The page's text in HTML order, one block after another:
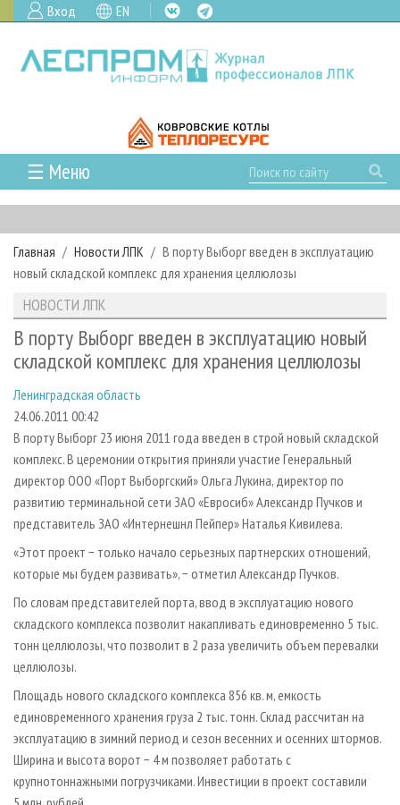
Вход EN
☰ Меню
ГЛАВНАЯ
РУБРИКИ И ТЕМЫ
РУБРИКИ ЖУРНАЛА
ЛЕСОЗАГОТОВКА
ЛЕСОПИЛЕНИЕ
СУШКА ДРЕВЕСИНЫ
ПРОИЗВОДСТВО ДРЕВЕСНЫХ ПЛИТ
ДЕРЕВЯННОЕ ДОМОСТРОЕНИЕ
ПРОИЗВОДСТВО МЕБЕЛИ
БИОЭНЕРГЕТИКА
ЦБП
НОВОСТИ
НОВОСТИ ЛПК
НОВОСТИ ЖУРНАЛА
ПРОЕКТЫ ЛПИ
АНАЛИТИКА
ПРЕДПРИЯТИЯ ЛПК
ПЕРСОНЫ
МОБИЛЬНЫЕ ВЫСТАВКИ
ОФИЦИАЛЬНЫЕ ДЕЛЕГАЦИИ
ПРИОРИТЕТНЫЕ ИНВЕСТПРОЕКТЫ
RUSSIAN FORESTRY REVIEW
ГАЗЕТА ЛЕСПРОМФОРУМ
БИБЛИОТЕКА СПЕЦИАЛИСТА
АРХИВ ЖУРНАЛОВ
О ЖУРНАЛЕ
КОНТАКТЫ
РЕКЛАМОДАТЕЛЯМ
РЕКЛАМА
РЕКЛАМА НА САЙТЕ
Главная Новости ЛПК
В порту Выборг введен в эксплуатацию
новый складской комплекс для хранения целлюлозы
НОВОСТИ ЛПК
В порту Выборг введен в эксплуатацию новый
складской комплекс для хранения целлюлозы
Ленинградская область
24.06.2011 00:42
В порту Выборг 23 июня 2011 года введен в строй новый складской
комплекс. В церемонии открытия приняли участие Генеральный
директор ООО «Порт Выборгский» Ольга Лукина, директор по
развитию терминальной сети ЗАО «Евросиб» Александр Пучков и
представитель ЗАО «Интернешнл Пейпер» Наталья Кивилева.
«Этот проект − только начало серьезных партнерских отношений,
которые мы будем развивать», − отметил Александр Пучков.
По словам представителей порта, ввод в эксплуатацию нового
складского комплекса позволит накапливать единовременно 5 тыс.
тонн целлюлозы, что позволит в 2 раза увеличить объем перевалки
целлюлозы.
Площадь нового складского комплекса 856 кв. м, емкость
единовременного хранения груза 2 тыс. тонн. Склад рассчитан на
эксплуатацию в зимний период и сезон весенних и осенних штормов.
Ширина и высота ворот − 4 м позволяет работать с
крупнотоннажными погрузчиками. Инвестиции в проект составили